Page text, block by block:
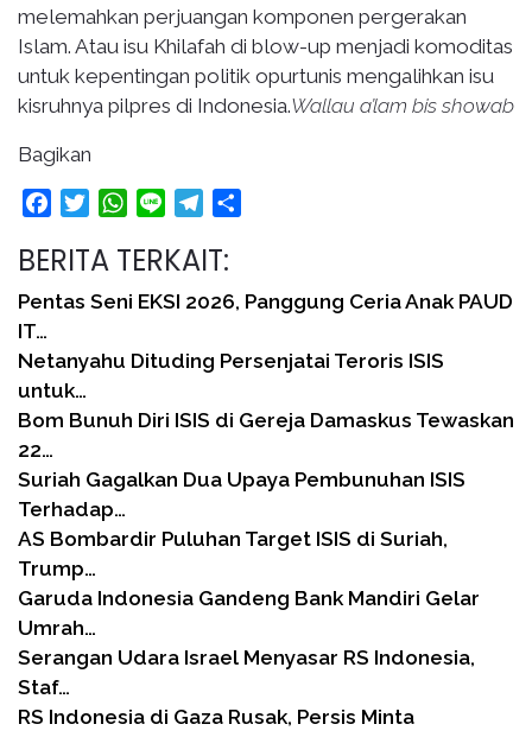
melemahkan perjuangan komponen pergerakan
Islam. Atau isu Khilafah di blow-up menjadi komoditas
untuk kepentingan politik opurtunis mengalihkan isu
kisruhnya pilpres di Indonesia.Wallau a’lam bis showab
Bagikan
FacebookTwitterWhatsApp
Line Telegram
BERITA TERKAIT:
Pentas Seni EKSI 2026, Panggung Ceria Anak PAUD
IT…
Netanyahu Dituding Persenjatai Teroris ISIS
untuk…
Bom Bunuh Diri ISIS di Gereja Damaskus Tewaskan
22…
Suriah Gagalkan Dua Upaya Pembunuhan ISIS
Terhadap…
AS Bombardir Puluhan Target ISIS di Suriah,
Trump…
Garuda Indonesia Gandeng Bank Mandiri Gelar
Umrah…
Serangan Udara Israel Menyasar RS Indonesia,
Staf…
RS Indonesia di Gaza Rusak, Persis Minta